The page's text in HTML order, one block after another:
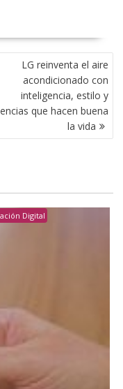
LG reinventa el aire
acondicionado con
inteligencia, estilo y
que hacen buena
la vida
Digital